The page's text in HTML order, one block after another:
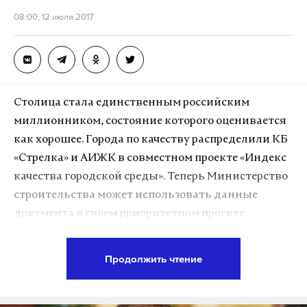
08:00, 12 июля 2017
Столица стала единственным российским
миллионником, состояние которого оценивается
как хорошее. Города по качеству распределили КБ
«Стрелка» и АИЖК в совместном проекте «Индекс
качества городской среды». Теперь Министерство
строительства может использовать данные
документа в своем приоритетном проекте
Продолжить чтение